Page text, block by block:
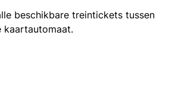
beschikbare treintickets tussen
kaartautomaat.